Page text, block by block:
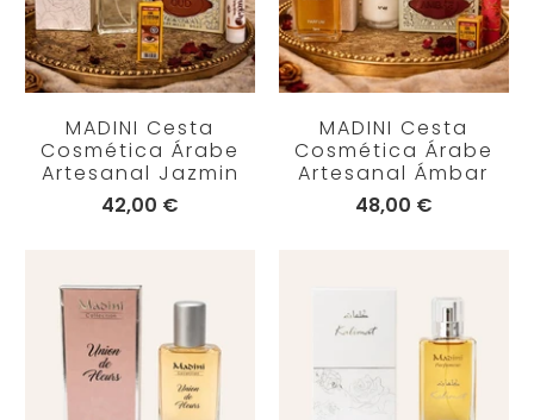
MADINI Cesta
Cosmética Árabe
Artesanal Jazmin
42,00 €
MADINI Cesta
Cosmética Árabe
Artesanal Ámbar
48,00 €